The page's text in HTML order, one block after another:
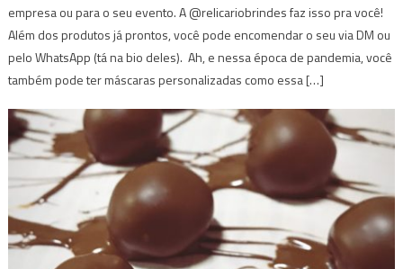
empresa ou para o seu evento. A @relicariobrindes faz isso pra você!
Além dos produtos já prontos, você pode encomendar o seu via DM ou
pelo WhatsApp (tá na bio deles). Ah, e nessa época de pandemia, você
também pode ter máscaras personalizadas como essa […]